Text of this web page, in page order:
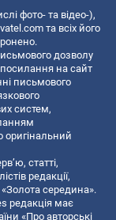
фото- та відео-),
та всіх його
дозволу
посилання на сайт
письмового
систем,
оригінальний
статті,
редакції,
середина».
редакція має
«Про авторські